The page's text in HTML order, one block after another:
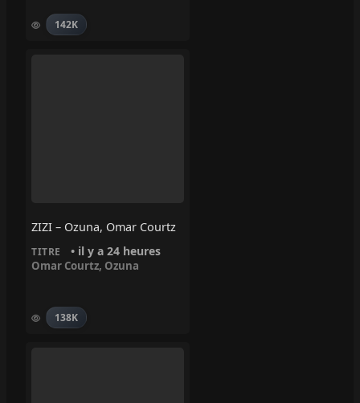
142K
ZIZI – Ozuna, Omar Courtz
TITRE • il y a 24 heures
Omar Courtz, Ozuna
138K